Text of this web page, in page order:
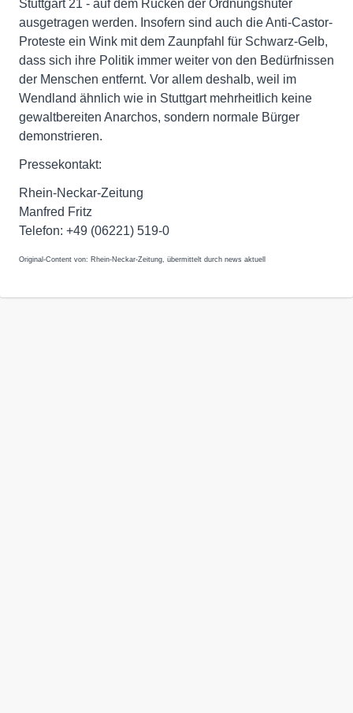
Stuttgart 21 - auf dem Rücken der Ordnungshüter
ausgetragen werden. Insofern sind auch die Anti-Castor-
Proteste ein Wink mit dem Zaunpfahl für Schwarz-Gelb,
dass sich ihre Politik immer weiter von den Bedürfnissen
der Menschen entfernt. Vor allem deshalb, weil im
Wendland ähnlich wie in Stuttgart mehrheitlich keine
gewaltbereiten Anarchos, sondern normale Bürger
demonstrieren.
Pressekontakt:
Rhein-Neckar-Zeitung
Manfred Fritz
Telefon: +49 (06221) 519-0
Original-Content von: Rhein-Neckar-Zeitung, übermittelt durch news aktuell